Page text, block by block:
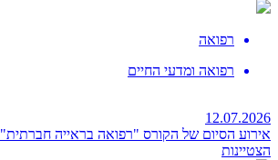
רפואה
רפואה ומדעי החיים
12.07.2026
אירוע הסיום של הקורס "רפואה בראייה חברתית"
הצטיינות